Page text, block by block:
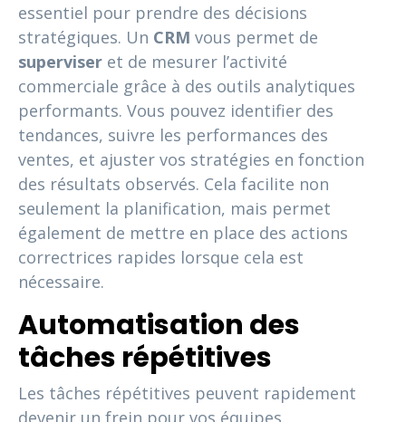
essentiel pour prendre des décisions
stratégiques. Un CRM vous permet de
superviser et de mesurer l’activité
commerciale grâce à des outils analytiques
performants. Vous pouvez identifier des
tendances, suivre les performances des
ventes, et ajuster vos stratégies en fonction
des résultats observés. Cela facilite non
seulement la planification, mais permet
également de mettre en place des actions
correctrices rapides lorsque cela est
nécessaire.
Automatisation des
tâches répétitives
Les tâches répétitives peuvent rapidement
devenir un frein pour vos équipes.